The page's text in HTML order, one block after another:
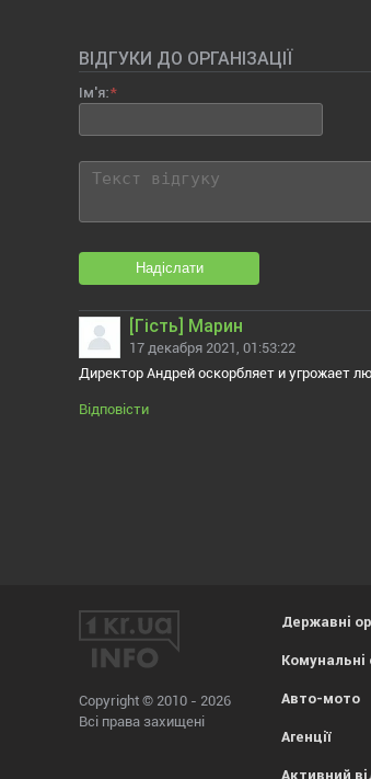
ВІДГУКИ ДО ОРГАНІЗАЦІЇ
Ім'я:
Надіслати
[Гiсть] Марин
17 декабря 2021, 01:53:22
Директор Андрей оскорбляет и угрожает
Відповісти
Copyright © 2010 - 2026
Всі права захищені
Державні
Комунальні
Авто-мото
Агенції
Активний